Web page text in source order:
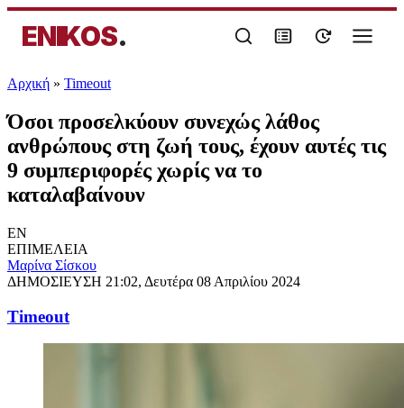
ENIKOS.
Αρχική » Timeout
Όσοι προσελκύουν συνεχώς λάθος
ανθρώπους στη ζωή τους, έχουν αυτές τις
9 συμπεριφορές χωρίς να το
καταλαβαίνουν
EN
ΕΠΙΜΕΛΕΙΑ
Μαρίνα Σίσκου
ΔΗΜΟΣΙΕΥΣΗ 21:02, Δευτέρα 08 Απριλίου 2024
Timeout